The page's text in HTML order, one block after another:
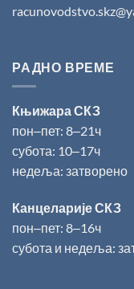
РАДНО ВРЕМЕ
Књижара СКЗ
пон‒пет: 8‒21ч
субота: 10‒17ч
недеља: затворено
Канцеларије СКЗ
пон‒пет: 8‒16ч
субота и недеља: